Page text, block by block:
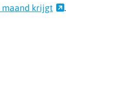
maand krijgt .